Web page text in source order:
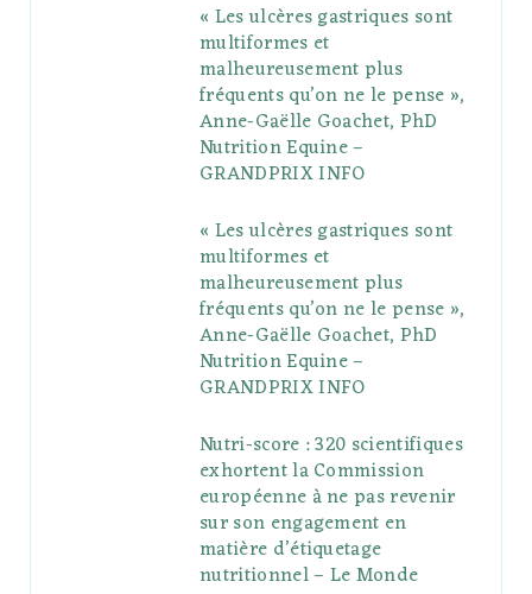
e
P
l
s
g
r
a
m
r
e
s
r
« Les ulcères gastriques sont
multiformes et
malheureusement plus
fréquents qu’on ne le pense »,
Anne-Gaëlle Goachet, PhD
Nutrition Equine –
GRANDPRIX INFO
« Les ulcères gastriques sont
multiformes et
malheureusement plus
fréquents qu’on ne le pense »,
Anne-Gaëlle Goachet, PhD
Nutrition Equine –
GRANDPRIX INFO
Nutri-score : 320 scientifiques
exhortent la Commission
européenne à ne pas revenir
sur son engagement en
matière d’étiquetage
nutritionnel – Le Monde